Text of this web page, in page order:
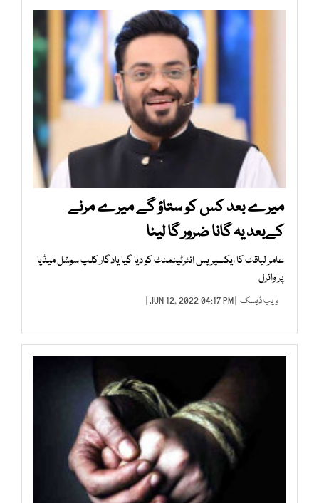
میرے بعد کس کو ستاؤ گے میرے مرنے
کےبعد یہ گانا ضرور گا لینا
عامر لیاقت کا ایکسپریس انٹرٹینمنٹ کو دیا گیا یادگار کلپ سوشل میڈیا
پر وائرل
ویب ڈیسک | JUN 12, 2022 04:17 PM |